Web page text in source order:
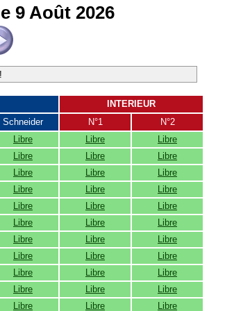
9 Août 2026
!
INTERIEUR
Schneider N°1
N°2
Libre Libre
Libre
Libre Libre
Libre
Libre Libre
Libre
Libre Libre
Libre
Libre Libre
Libre
Libre Libre
Libre
Libre Libre
Libre
Libre Libre
Libre
Libre Libre
Libre
Libre Libre
Libre
Libre Libre
Libre